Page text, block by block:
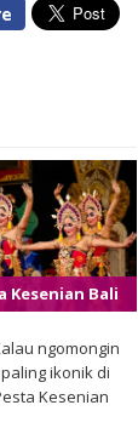
Kesenian Bali
ngomongin
ikonik di
Kesenian
teratas.